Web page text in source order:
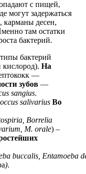
с пищей,
могут задержаться
карманы десен,
там остатки
бактерий.
бактерий
На
—
зубов —
sangius.
salivarius Во
Borrelia
M. orale) –
buccalis Entamoeba
).